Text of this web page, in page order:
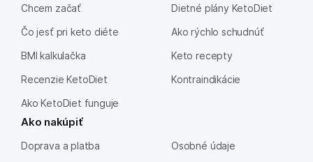
Chcem začať
Čo jesť pri keto diéte
BMI kalkulačka
Recenzie KetoDiet
Ako KetoDiet funguje
Dietné plány KetoDiet
Ako rýchlo schudnúť
Keto recepty
Kontraindikácie
Ako nakúpiť
Doprava a platba
Osobné údaje